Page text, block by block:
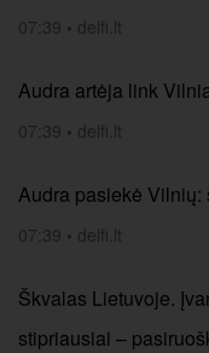
07:39 • delfi.lt
Audra artėja link
07:39 • delfi.lt
Audra pasiekė
07:39 • delfi.lt
Škvalas Lietuvoje.
stipriausiai –